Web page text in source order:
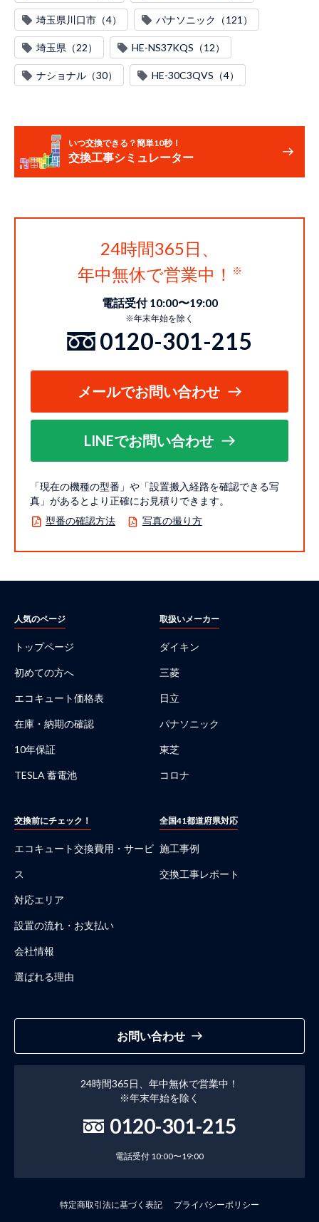
埼玉県川口市（4） パナソニック（121）
埼玉県（22） HE-NS37KQS（12）
ナショナル（30） HE-30C3QVS（4）
いつ交換できる？簡単10秒！
交換工事シミュレーター
24時間365日、
年中無休で営業中！
電話受付 10:00〜19:00
※年末年始を除く
0120-301-215
メールでお問い合わせ
LINEでお問い合わせ
「現在の機種の型番」や「設置搬入経路を確認できる写
真」があるとより正確にお見積りできます。
型番の確認方法
写真の撮り方
人気のページ
トップページ
初めての方へ
エコキュート価格表
在庫・納期の確認
10年保証
TESLA 蓄電池
交換前にチェック！
エコキュート交換費用・サービ
ス
対応エリア
設置の流れ・お支払い
会社情報
選ばれる理由
取扱いメーカー
ダイキン
三菱
日立
パナソニック
東芝
コロナ
全国41都道府県対応
施工事例
交換工事レポート
お問い合わせ
24時間365日、年中無休で営業中！
※年末年始を除く
0120-301-215
電話受付 10:00〜19:00
特定商取引法に基づく表記 プライバシーポリシー